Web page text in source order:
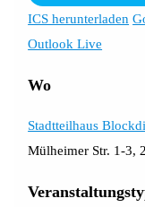
ICS herunterladen
Outlook Live
Wo
Stadtteilhaus
Mülheimer Str. 1-3,